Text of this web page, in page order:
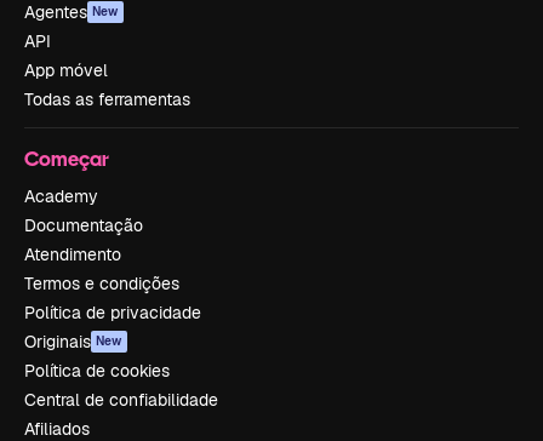
Agentes New
API
App móvel
Todas as ferramentas
Começar
Academy
Documentação
Atendimento
Termos e condições
Política de privacidade
Originais New
Política de cookies
Central de confiabilidade
Afiliados